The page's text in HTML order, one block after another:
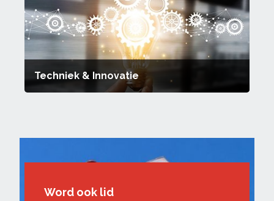
Techniek & Innovatie
Word ook lid